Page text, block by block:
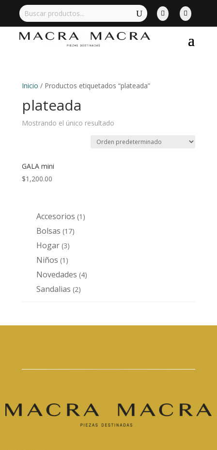
 
Inicio / Productos etiquetados “plateada”
plateada
Mostrando el único resultado
GALA mini
$1,200.00
Accesorios 1 1
Bolsas 1717
Hogar 33
productos
Niños 1 1
producto
Novedades 44
Sandalias 22